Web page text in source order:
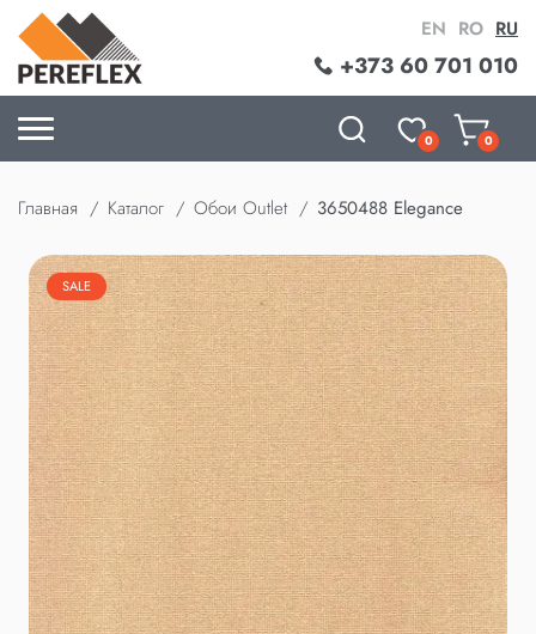
+373 60 701 010
EN RO RU
0 0
Главная Каталог Обои Outlet 3650488 Elegance
SALE